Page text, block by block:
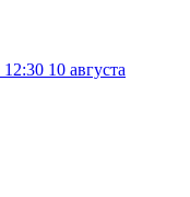
12:30 10 августа